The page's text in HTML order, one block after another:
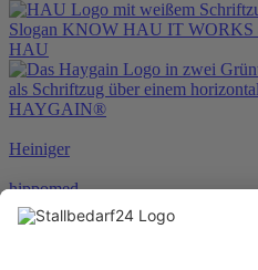
HAU
HAYGAIN®
Heiniger
hippomed
HKM